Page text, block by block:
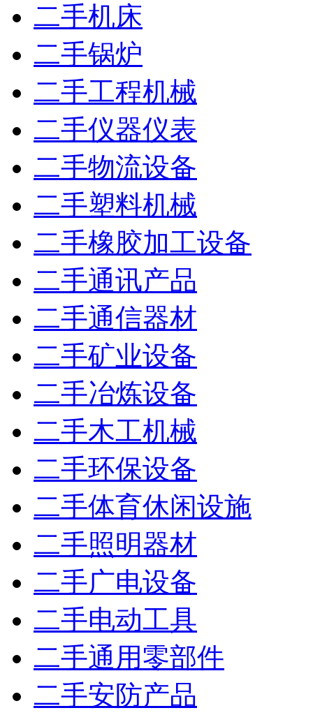
二手机床
二手锅炉
二手工程机械
二手仪器仪表
二手物流设备
二手塑料机械
二手橡胶加工设备
二手通讯产品
二手通信器材
二手矿业设备
二手冶炼设备
二手木工机械
二手环保设备
二手体育休闲设施
二手照明器材
二手广电设备
二手电动工具
二手通用零部件
二手安防产品